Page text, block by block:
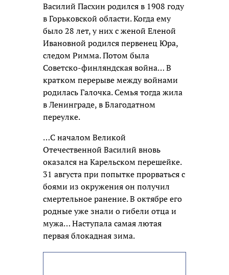
Василий Пасхин родился в 1908 году
в Горьковской области. Когда ему
было 28 лет, у них с женой Еленой
Ивановной родился первенец Юра,
следом Римма. Потом была
Советско-финляндская война… В
кратком перерыве между войнами
родилась Галочка. Семья тогда жила
в Ленинграде, в Благодатном
переулке.
…С началом Великой
Отечественной Василий вновь
оказался на Карельском перешейке.
31 августа при попытке прорваться с
боями из окружения он получил
смертельное ранение. В октябре его
родные уже знали о гибели отца и
мужа… Наступала самая лютая
первая блокадная зима.